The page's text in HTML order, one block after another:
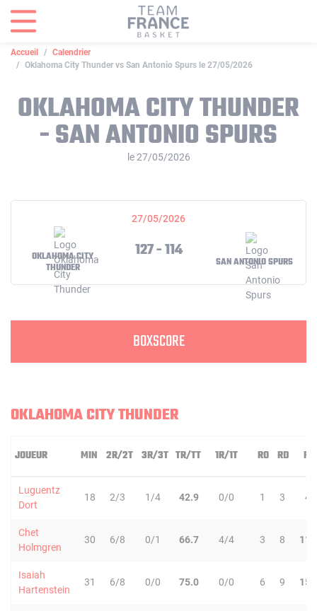
Accueil
Calendrier
Oklahoma City Thunder vs San Antonio Spurs le 27/05/2026
OKLAHOMA CITY THUNDER
- SAN ANTONIO SPURS
le 27/05/2026
27/05/2026
OKLAHOMA CITY
THUNDER
127 - 114
SAN ANTONIO SPURS
BOXSCORE
OKLAHOMA CITY THUNDER
JOUEUR MIN 2R/2T 3R/3T TR/TT 1R/1T RO RD RT
Luguentz
Dort
18 2/3 1/4 42.9 0/0 1 3 4
Chet
Holmgren
30 6/8 0/1 66.7 4/4 3 8 11
Isaiah
Hartenstein
31 6/8 0/0 75.0 0/0 6 9 15
Panneau de gestion des cookies